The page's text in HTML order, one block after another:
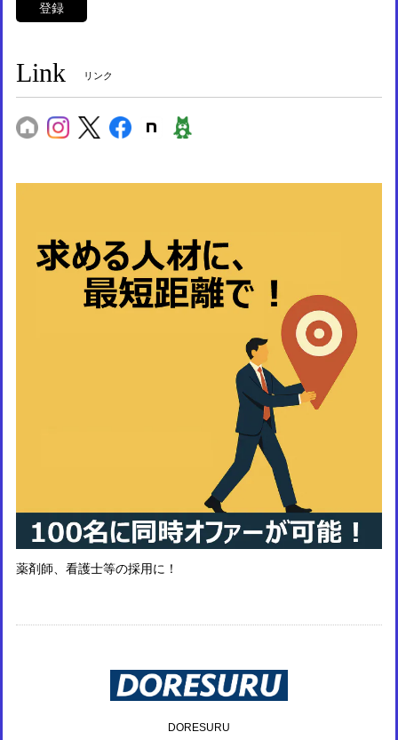
登録
Link リンク
薬剤師、看護士等の採用に！
DORESURU